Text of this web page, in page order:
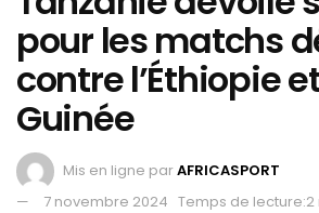
pour les matchs
contre l’Éthiopie
Guinée
Mis en ligne parAFRICASPORT
7 novembre 2024 Temps de lecture:2